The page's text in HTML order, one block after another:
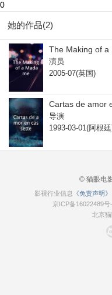
0
她的作品(2)
The Making of a
演员
2005-07(英国)
Cartas de amor
导演
1993-03-01(阿根
© 猫眼电
影视行业信息 《免责声明》
京ICP备16022489号-
北京